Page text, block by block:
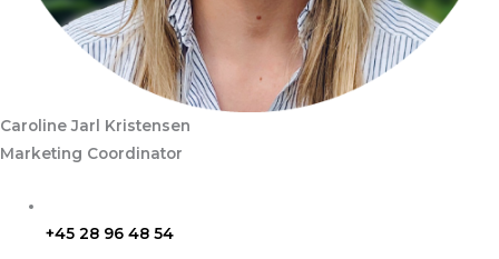
Caroline Jarl Kristensen
Marketing Coordinator
+45 28 96 48 54​